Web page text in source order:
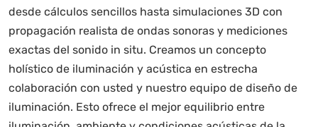
desde cálculos sencillos hasta simulaciones 3D con
propagación realista de ondas sonoras y mediciones
exactas del sonido in situ. Creamos un concepto
holístico de iluminación y acústica en estrecha
colaboración con usted y nuestro equipo de diseño de
iluminación. Esto ofrece el mejor equilibrio entre